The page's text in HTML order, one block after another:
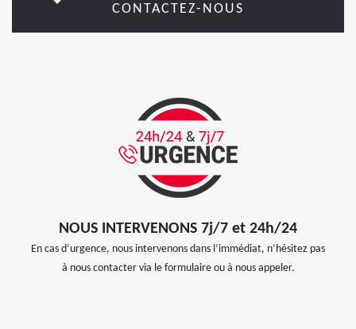
CONTACTEZ-NOUS
NOUS INTERVENONS 7j/7 et 24h/24
En cas d’urgence, nous intervenons dans l’immédiat, n’hésitez pas
à nous contacter via le formulaire ou à nous appeler.